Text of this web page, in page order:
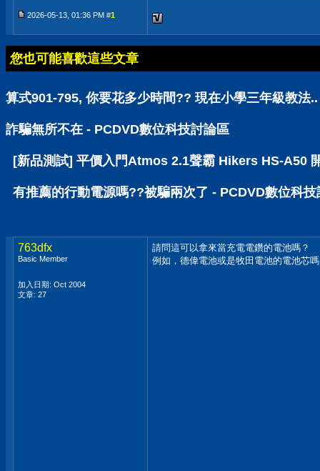
2026-05-13, 01:36 PM #1
您也可能喜歡這些文章
算式901-795, 你要花多少時間?? 現在小學三年級教法
詐騙無所不在 - PCDVD數位科技討論區
[新品測試] 平價入門Atmos 2.1聲霸 Hikers HS-A50
有推薦的行動電源嗎??被騙兩次了 - PCDVD數位科技
763dfx
Basic Member
加入日期: Oct 2004
文章: 27
請問這可以拿來當充電電鑽的電池嗎？
例如，德偉電池或是牧田電池的電池芯